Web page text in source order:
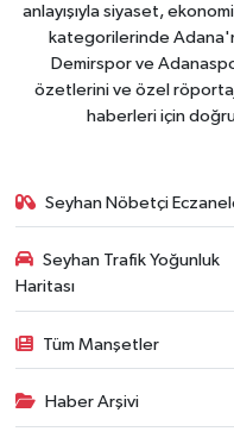
anlayışıyla siyaset,
kategorilerinde
Demirspor ve
özetlerini ve özel
haberleri için
Seyhan Nöbetçi
Seyhan Trafik Yoğunluk
Haritası
Tüm Manşetler
Haber Arşivi